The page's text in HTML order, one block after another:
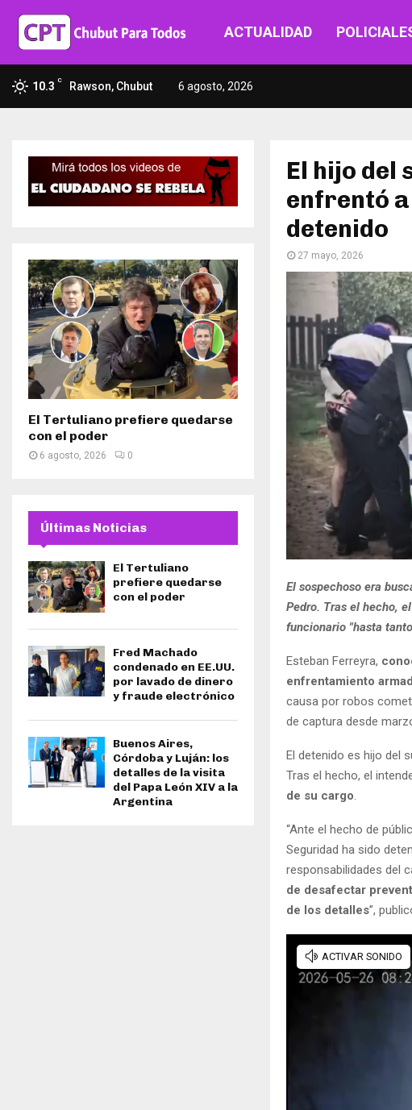
ACTUALIDAD
10.3 C Rawson, Chubut 6 agosto, 2026
El hijo del
enfrentó
detenido
27 mayo, 2026
El sospechoso era
Pedro. Tras el hecho,
funcionario "hasta
Esteban Ferreyra,
enfrentamiento
causa por robos
de captura desde
El detenido es hijo del
Tras el hecho, el
de su cargo.
“Ante el hecho de
Seguridad ha sido
responsabilidades del
de desafectar
de los detalles”,
El Tertuliano prefiere quedarse
con el poder
6 agosto, 2026 0
Últimas Noticias
El Tertuliano
prefiere quedarse
con el poder
Fred Machado
condenado en EE.UU.
por lavado de dinero
y fraude electrónico
Buenos Aires,
Córdoba y Luján: los
detalles de la visita
del Papa León XIV a la
Argentina